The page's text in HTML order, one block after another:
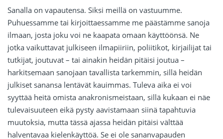
Sanalla on vapautensa. Siksi meillä on vastuumme.
Puhuessamme tai kirjoittaessamme me päästämme sanoja
ilmaan, josta joku voi ne kaapata omaan käyttöönsä. Ne
jotka vaikuttavat julkiseen ilmapiiriin, poliitikot, kirjailijat tai
tutkijat, joutuvat – tai ainakin heidän pitäisi joutua –
harkitsemaan sanojaan tavallista tarkemmin, sillä heidän
julkiset sanansa lentävät kauimmas. Tuleva aika ei voi
syyttää heitä omista anakronismeistaan, sillä kukaan ei näe
tulevaisuuteen eikä pysty aavistamaan siinä tapahtuvia
muutoksia, mutta tässä ajassa heidän pitäisi välttää
halventavaa kielenkäyttöä. Se ei ole sananvapauden